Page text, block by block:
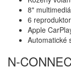
8"
6
Apple
Automatické
N-